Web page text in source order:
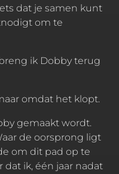
dat je samen kunt
om te
ik Dobby terug
omdat het klopt.
gemaakt wordt.
de oorsprong ligt
om dit pad op te
dat ik, één jaar nadat